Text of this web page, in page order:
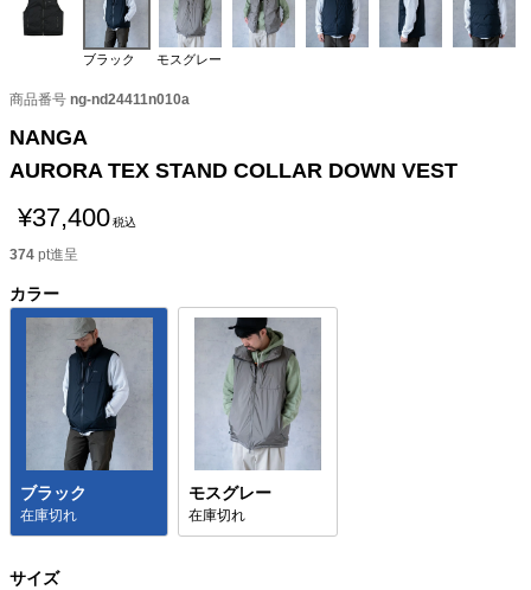
ブラック モスグレー
商品番号 ng-nd24411n010a
NANGA
AURORA TEX STAND COLLAR DOWN VEST
¥37,400税込
374 pt進呈
カラー
ブラック
在庫切れ
モスグレー
在庫切れ
サイズ